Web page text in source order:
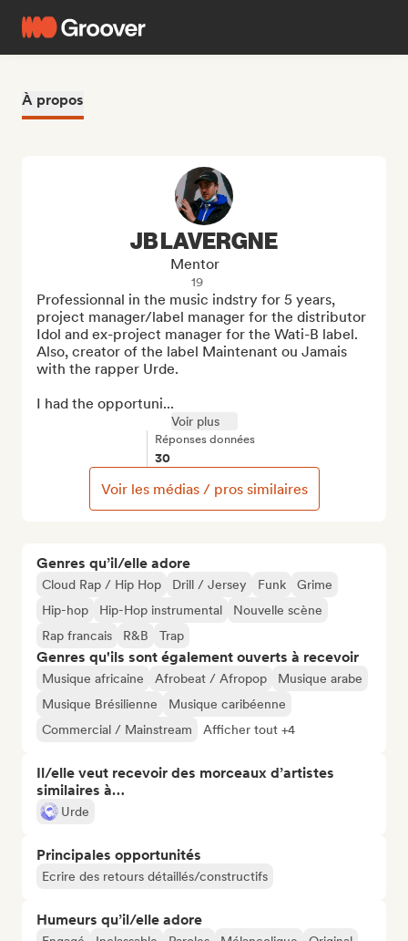
À propos
Genres qu’il/elle adore
Cloud Rap / Hip Hop Drill / Jersey Funk
Grime
Hip-hop
Hip-Hop instrumental
Nouvelle scène
Rap francais
R&B Trap
Genres qu'ils sont également ouverts à recevoir
Musique africaine Afrobeat / Afropop
Musique arabe
Musique Brésilienne
Musique caribéenne
Commercial / Mainstream
Afficher tout +4
Il/elle veut recevoir des morceaux d’artistes
similaires à…
Urde
Principales opportunités
Ecrire des retours détaillés/constructifs
Humeurs qu’il/elle adore
JB LAVERGNE
Mentor
19
Professionnal in the music indstry for 5 years,
project manager/label manager for the distributor
Idol and ex-project manager for the Wati-B label.
Also, creator of the label Maintenant ou Jamais
with the rapper Urde.
I had the opportuni...
Voir plus
Réponses données
30
Voir les médias / pros similaires